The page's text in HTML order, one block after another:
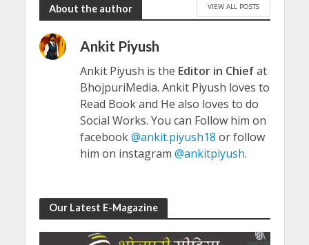
About the author VIEW ALL POSTS
Ankit Piyush
Ankit Piyush is the Editor in Chiefat
BhojpuriMedia. Ankit Piyush loves to
Read Book and He also loves to do
Social Works. You can Follow him on
facebook@ankit.piyush18 or follow
him on instagram @ankitpiyush.
Our Latest E-Magazine